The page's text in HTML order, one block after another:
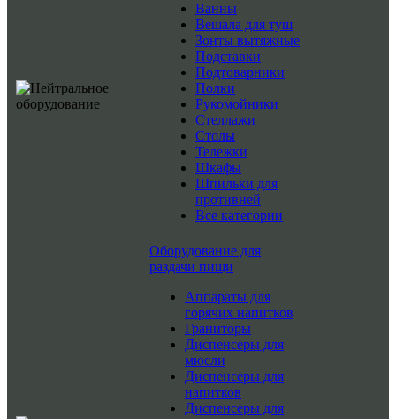
Ванны
Вешала для туш
Зонты вытяжные
Подставки
Подтоварники
Полки
Рукомойники
Стеллажи
Столы
Тележки
Шкафы
Шпильки для
противней
Все категории
Оборудование для
раздачи пищи
Аппараты для
горячих напитков
Граниторы
Диспенсеры для
мюсли
Диспенсеры для
напитков
Диспенсеры для